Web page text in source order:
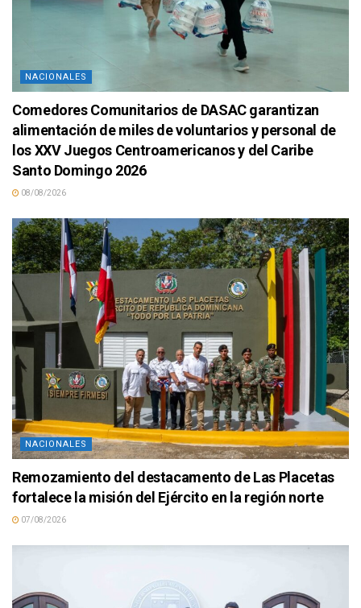
NACIONALES
Comedores Comunitarios de DASAC garantizan
alimentación de miles de voluntarios y personal de
los XXV Juegos Centroamericanos y del Caribe
Santo Domingo 2026
08/08/2026
NACIONALES
Remozamiento del destacamento de Las Placetas
fortalece la misión del Ejército en la región norte
07/08/2026